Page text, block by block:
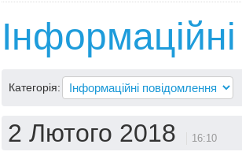
Категорія:
2 Лютого 2018 16:10